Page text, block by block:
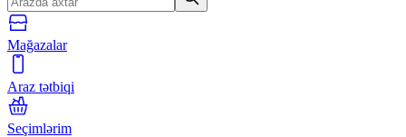
Mağazalar
Araz tətbiqi
Seçimlərim